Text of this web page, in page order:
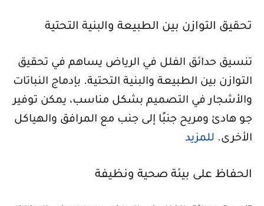
تحقيق التوازن بين الطبيعة والبنية التحتية
تنسيق حدائق الفلل في الرياض يساهم في تحقيق
التوازن بين الطبيعة والبنية التحتية. بإدماج النباتات
والأشجار في التصميم بشكل مناسب، يمكن توفير
جو هادئ ومريح جنبًا إلى جنب مع المرافق والهياكل
الأخرى. للمزيد
الحفاظ على بيئة صحية ونظيفة